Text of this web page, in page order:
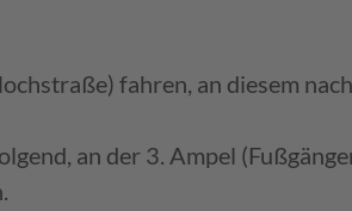
fahren, an diesem
an der 3. Ampel